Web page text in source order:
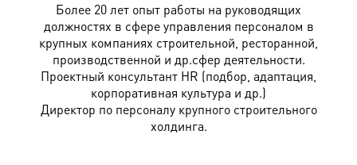
Более 20 лет опыт работы на руководящих
должностях в сфере управления персоналом в
крупных компаниях строительной, ресторанной,
производственной и др.сфер деятельности.
Проектный консультант HR (подбор, адаптация,
корпоративная культура и др.)
Директор по персоналу крупного строительного
холдинга.